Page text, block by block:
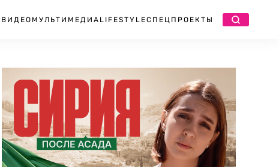
ВИДЕО МУЛЬТИМЕДИА LIFESTYLEСПЕЦПРОЕКТЫ